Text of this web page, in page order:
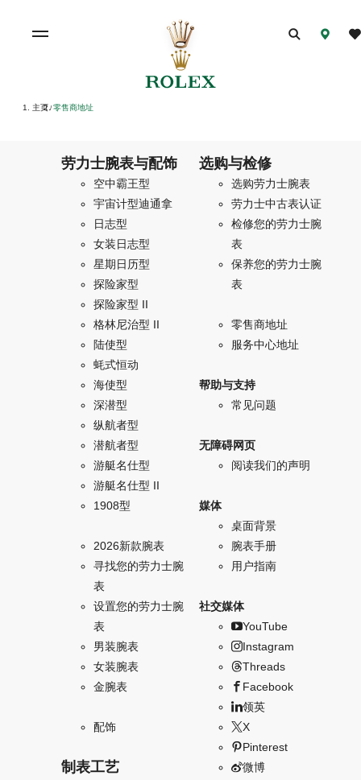
主页/ 零售商地址
劳力士腕表与配饰
空中霸王型
宇宙计型迪通拿
日志型
女装日志型
星期日历型
探险家型
探险家型 II
格林尼治型 II
陆使型
蚝式恒动
海使型
深潜型
纵航者型
潜航者型
游艇名仕型
游艇名仕型 II
1908型
2026新款腕表
寻找您的劳力士腕
表
设置您的劳力士腕
表
男装腕表
女装腕表
金腕表
配饰
制表工艺
选购与检修
选购劳力士腕表
劳力士中古表认证
检修您的劳力士腕
表
保养您的劳力士腕
表
零售商地址
服务中心地址
帮助与支持
常见问题
无障碍网页
阅读我们的声明
媒体
桌面背景
腕表手册
用户指南
社交媒体
YouTube
Instagram
Threads
Facebook
领英
X
Pinterest
微博